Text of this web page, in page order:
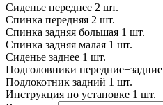
Сиденье переднее 2 шт.
Спинка передняя 2 шт.
Спинка задняя большая 1 шт.
Спинка задняя малая 1 шт.
Сиденье заднее 1 шт.
Подголовники передние+задние
Подлокотник задний 1 шт.
Инструкция по установке 1 шт.